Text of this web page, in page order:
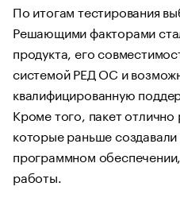
По итогам тестирования
Решающими факторами
продукта, его
системой РЕД ОС и
квалифицированную
Кроме того, пакет
которые раньше
программном
работы.